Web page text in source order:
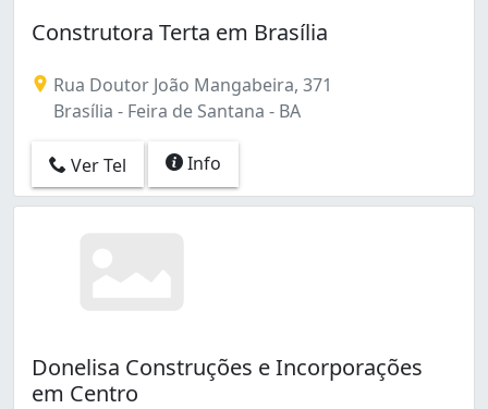
Construtora Terta em Brasília
Rua Doutor João Mangabeira, 371
Brasília - Feira de Santana - BA
Ver Tel Info
Donelisa Construções e Incorporações
em Centro